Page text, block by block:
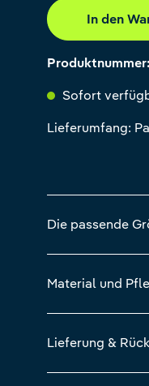
In den
Produktnummer:
Sofort
Lieferumfang:
Die passende
Material und
Lieferung &